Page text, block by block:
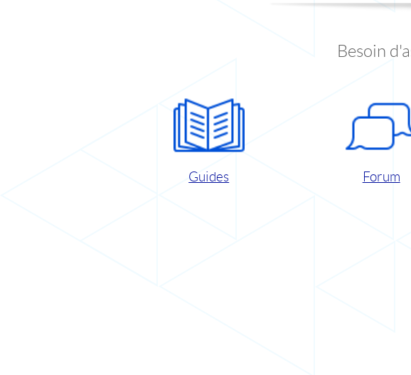
Besoin
Guides Forum